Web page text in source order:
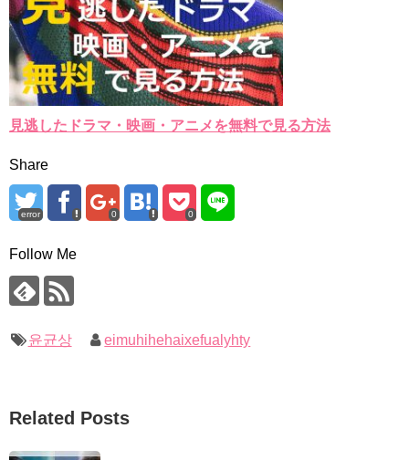
見逃したドラマ・映画・アニメを無料で見る方法
Share
error 0 0
Follow Me
윤균상 eimuhihehaixefualyhty
Related Posts